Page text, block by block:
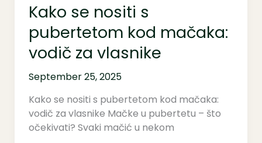
Kako se nositi s
pubertetom kod mačaka:
vodič za vlasnike
September 25, 2025
Kako se nositi s pubertetom kod mačaka:
vodič za vlasnike Mačke u pubertetu – što
očekivati? Svaki mačić u nekom